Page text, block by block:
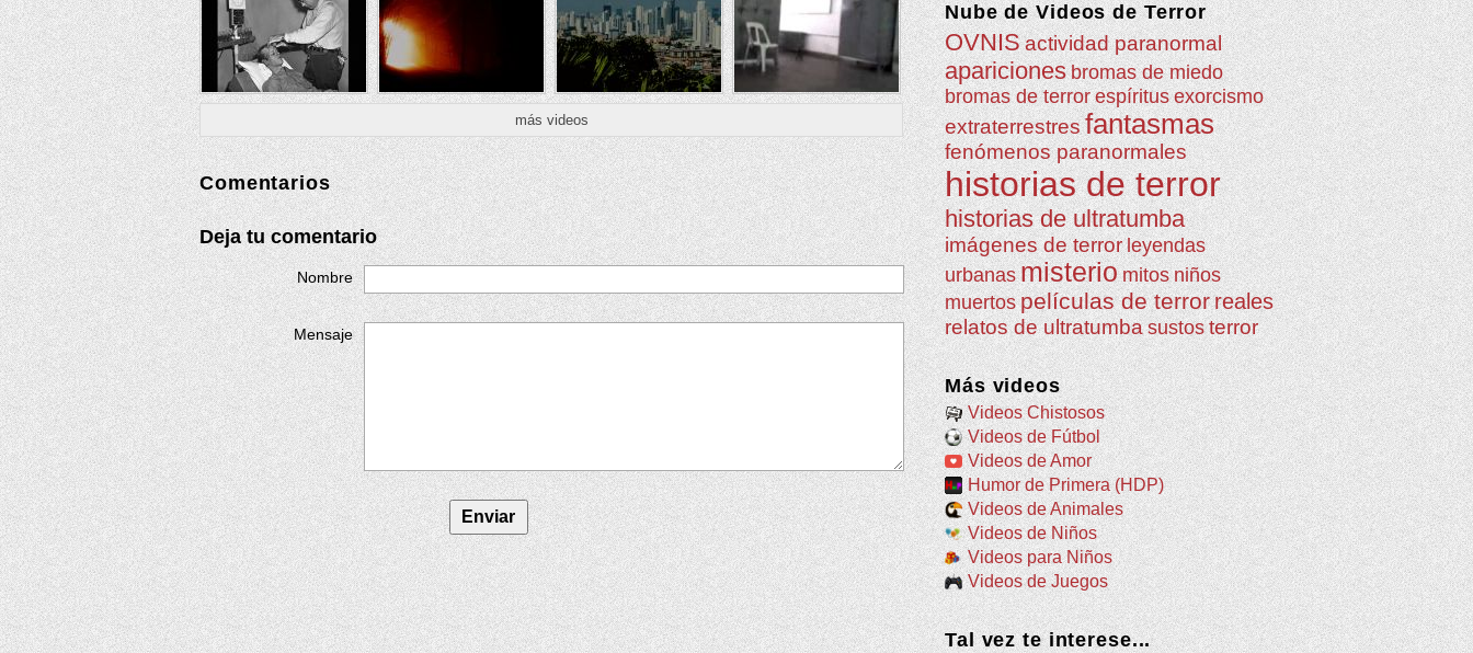
más videos
Comentarios
Deja tu comentario
Nombre
Mensaje
Nube deVideos de Terror
OVNISactividad paranormal
apariciones bromas de miedo
bromas de terror espíritus exorcismo
extraterrestresfantasmas
fenómenos paranormales
historias de terror
historias de ultratumba
imágenes de terror leyendas
urbanas misterio mitos niños
muertos películas de terrorreales
relatos de ultratumba sustos terror
Más videos
Videos Chistosos
Videos de Fútbol
Videos de Amor
Humor de Primera (HDP)
Videos de Animales
Videos de Niños
Videos para Niños
Videos de Juegos
Tal vez te interese...